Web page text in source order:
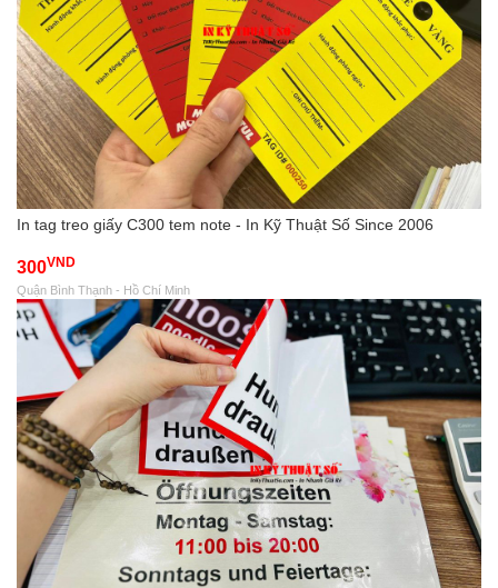
In tag treo giấy C300 tem note - In Kỹ Thuật Số Since 2006
300VND
Quận Bình Thạnh - Hồ Chí Minh